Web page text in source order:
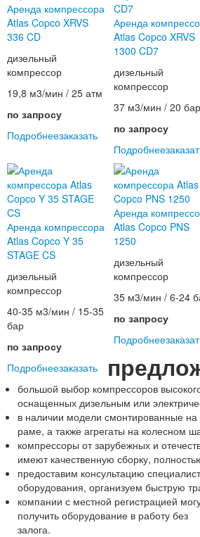
Аренда компрессора
Atlas Copco XRVS
336 CD
дизельный
компрессор
19,8 м3/мин / 25 атм
по запросу
Подробнеезаказать
Аренда
Atlas Copco XRVS
1300 CD7
дизельный
компрессор
37 м3/мин / 20 бар
по запросу
Подробнее
Аренда компрессора
Atlas Copco Y 35
STAGE CS
дизельный
компрессор
40-35 м3/мин / 15-35
бар
по запросу
Подробнеезаказать
Аренда
Atlas Copco PNS
1250
дизельный
компрессор
35 м3/мин / 6-24
по запросу
Подробнее
большой выбор компрессоров
оснащенных дизельным или
в наличии модели смонтированные
раме, а также агрегаты на колесном
компрессоры от зарубежных и
имеют качественную сборку,
предоставим консультацию
оборудования, организуем быструю
компании с местной регистрацией
получить оборудование в работу без
залога.